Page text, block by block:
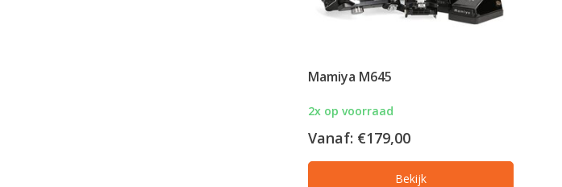
Mamiya M645
2x op voorraad
Vanaf: €179,00
Bekijk